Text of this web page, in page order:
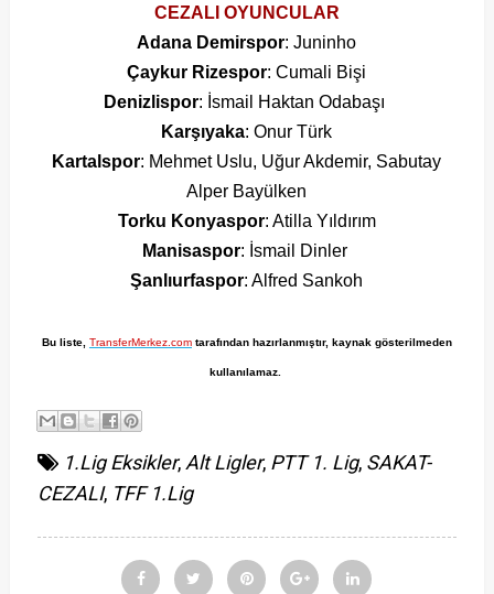
CEZALI OYUNCULAR
Adana Demirspor: Juninho
Çaykur Rizespor: Cumali Bişi
Denizlispor: İsmail Haktan Odabaşı
Karşıyaka: Onur Türk
Kartalspor: Mehmet Uslu, Uğur Akdemir, Sabutay
Alper Bayülken
Torku Konyaspor: Atilla Yıldırım
Manisaspor: İsmail Dinler
Şanlıurfaspor: Alfred Sankoh
Bu liste, TransferMerkez.comtarafından hazırlanmıştır, kaynak gösterilmeden
kullanılamaz.
1.Lig Eksikler, Alt Ligler, PTT 1. Lig, SAKAT-
CEZALI, TFF 1.Lig